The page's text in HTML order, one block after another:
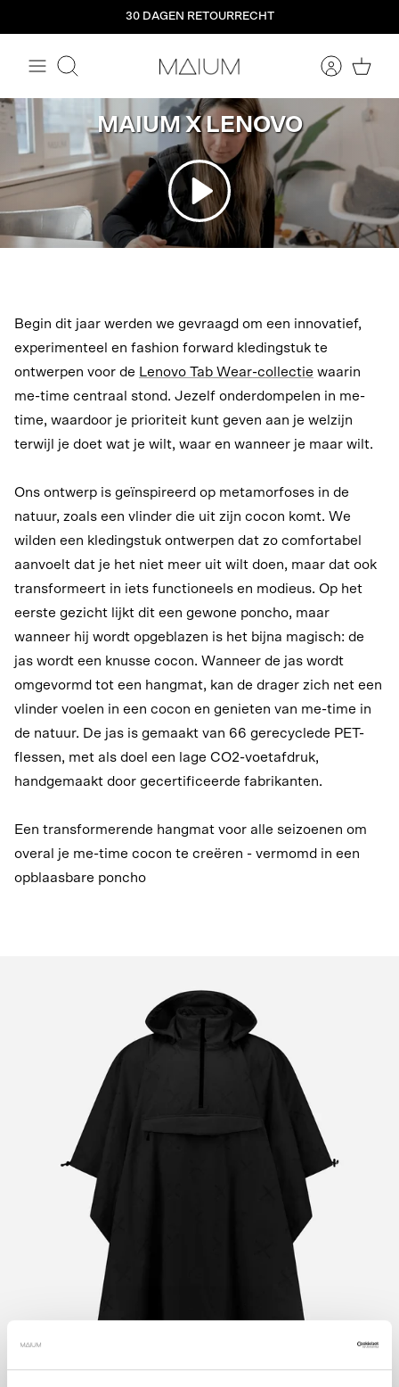
content
30 DAGEN RETOURRECHT
Zoeken
MAIUM X LENOVO
Begin dit jaar werden we gevraagd om een innovatief,
experimenteel en fashion forward kledingstuk te
ontwerpen voor de Lenovo Tab Wear-collectie waarin
me-time centraal stond. Jezelf onderdompelen in me-
time, waardoor je prioriteit kunt geven aan je welzijn
terwijl je doet wat je wilt, waar en wanneer je maar wilt.
Ons ontwerp is geïnspireerd op metamorfoses in de
natuur, zoals een vlinder die uit zijn cocon komt. We
wilden een kledingstuk ontwerpen dat zo comfortabel
aanvoelt dat je het niet meer uit wilt doen, maar dat ook
transformeert in iets functioneels en modieus. Op het
eerste gezicht lijkt dit een gewone poncho, maar
wanneer hij wordt opgeblazen is het bijna magisch: de
jas wordt een knusse cocon. Wanneer de jas wordt
omgevormd tot een hangmat, kan de drager zich net een
vlinder voelen in een cocon en genieten van me-time in
de natuur. De jas is gemaakt van 66 gerecyclede PET-
flessen, met als doel een lage CO2-voetafdruk,
handgemaakt door gecertificeerde fabrikanten.
Een transformerende hangmat voor alle seizoenen om
overal je me-time cocon te creëren - vermomd in een
opblaasbare poncho